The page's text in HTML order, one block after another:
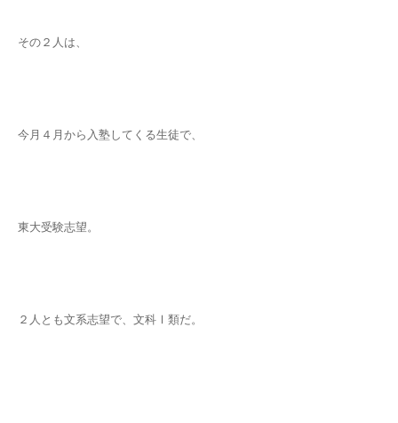
その２人は、
今月４月から入塾してくる生徒で、
東大受験志望。
２人とも文系志望で、文科Ⅰ類だ。